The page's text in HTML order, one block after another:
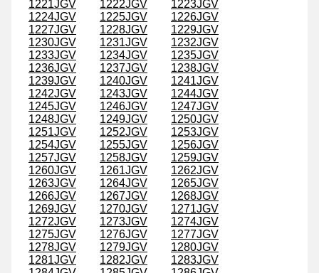
1221JGV
1222JGV
1223JGV
1224JGV
1225JGV
1226JGV
1227JGV
1228JGV
1229JGV
1230JGV
1231JGV
1232JGV
1233JGV
1234JGV
1235JGV
1236JGV
1237JGV
1238JGV
1239JGV
1240JGV
1241JGV
1242JGV
1243JGV
1244JGV
1245JGV
1246JGV
1247JGV
1248JGV
1249JGV
1250JGV
1251JGV
1252JGV
1253JGV
1254JGV
1255JGV
1256JGV
1257JGV
1258JGV
1259JGV
1260JGV
1261JGV
1262JGV
1263JGV
1264JGV
1265JGV
1266JGV
1267JGV
1268JGV
1269JGV
1270JGV
1271JGV
1272JGV
1273JGV
1274JGV
1275JGV
1276JGV
1277JGV
1278JGV
1279JGV
1280JGV
1281JGV
1282JGV
1283JGV